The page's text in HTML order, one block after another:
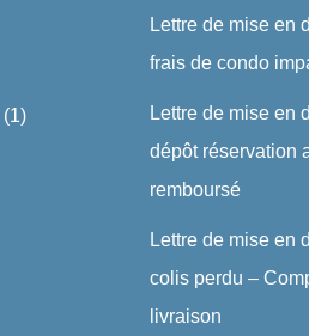
(1)
Lettre de mise en
frais de condo
Lettre de mise en
dépôt réservation
remboursé
Lettre de mise en
colis perdu –
livraison